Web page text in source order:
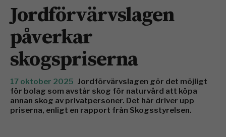
Jordförvärvslagen
påverkar
skogspriserna
17 oktober 2025 Jordförvärvslagen gör det möjligt
för bolag som avstår skog för naturvård att köpa
annan skog av privatpersoner. Det här driver upp
priserna, enligt en rapport från Skogsstyrelsen.